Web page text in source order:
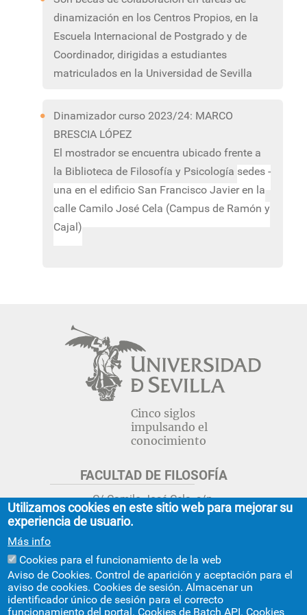
dinamización en los Centros Propios, en la
Escuela Internacional de Postgrado y de
Coordinador, dirigidas a estudiantes
matriculados en la Universidad de Sevilla
Dinamizador curso 2023/24: MARCO
BRESCIA LÓPEZ
El mostrador se encuentra ubicado frente a
la Biblioteca de Filosofía y Psicología sedes -
una en el edificio San Francisco Javier en la
calle Camilo José Cela (Campus de Ramón y
Cajal)
Cinco siglos
impulsando el
conocimiento
FACULTAD DE FILOSOFÍA
C/ Camilo José Cela, s/n.
Sevilla 41018.
adminfil@us.es
+info
GRADO ESTUDIOS ASIA ORIENTAL
Avda. Ciudad Jardín, 20-222
Utilizamos cookies en este sitio web para mejorar su
experiencia de usuario.
Más info
Cookies para el funcionamiento de la web
Aviso de Cookies. Control de aparición y aceptación para el
aviso de cookies. Cookies de sesión. Almacenar un
identificador único de sesión para el correcto
funcionamiento del portal. Cookies de Batch API. Cookies